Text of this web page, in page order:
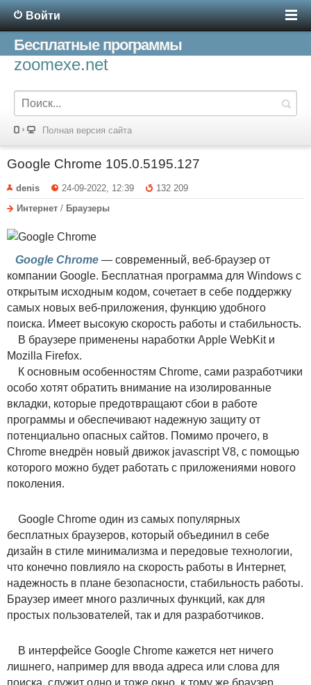
Войти
Бесплатные программы
zoomexe.net
Полная версия сайта
Google Chrome 105.0.5195.127
denis 24-09-2022, 12:39
132 209
Интернет / Браузеры
Google Chrome — современный, веб-браузер от
компании Google. Бесплатная программа для Windows с
открытым исходным кодом, сочетает в себе поддержку
самых новых веб-приложения, функцию удобного
поиска. Имеет высокую скорость работы и стабильность.
В браузере применены наработки Apple WebKit и
Mozilla Firefox.
К основным особенностям Chrome, сами разработчики
особо хотят обратить внимание на изолированные
вкладки, которые предотвращают сбои в работе
программы и обеспечивают надежную защиту от
потенциально опасных сайтов. Помимо прочего, в
Chrome внедрён новый движок jаvascript V8, с помощью
которого можно будет работать с приложениями нового
поколения.
Google Chrome один из самых популярных
бесплатных браузеров, который объединил в себе
дизайн в стиле минимализма и передовые технологии,
что конечно повлияло на скорость работы в Интернет,
надежность в плане безопасности, стабильность работы.
Браузер имеет много различных функций, как для
простых пользователей, так и для разработчиков.
В интерфейсе Google Chrome кажется нет ничего
лишнего, например для ввода адреса или слова для
поиска, служит одно и тоже окно, к тому же браузер